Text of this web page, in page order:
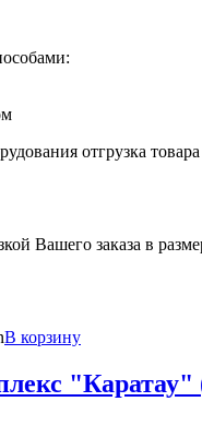
отгрузка
Вашего заказа в
В корзину
"Каратау"